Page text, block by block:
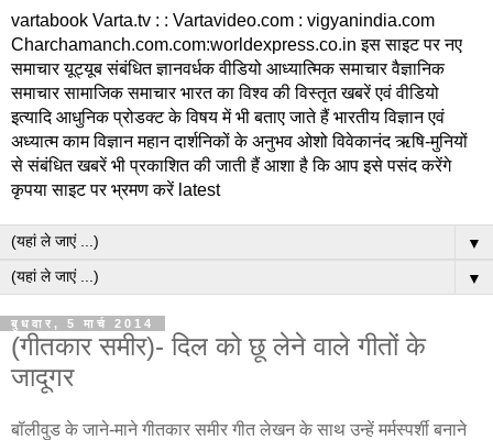
vartabook Varta.tv : : Vartavideo.com : vigyanindia.com
Charchamanch.com.com:worldexpress.co.in इस साइट पर नए
समाचार यूट्यूब संबंधित ज्ञानवर्धक वीडियो आध्यात्मिक समाचार वैज्ञानिक
समाचार सामाजिक समाचार भारत का विश्व की विस्तृत खबरें एवं वीडियो
इत्यादि आधुनिक प्रोडक्ट के विषय में भी बताए जाते हैं भारतीय विज्ञान एवं
अध्यात्म काम विज्ञान महान दार्शनिकों के अनुभव ओशो विवेकानंद ऋषि-मुनियों
से संबंधित खबरें भी प्रकाशित की जाती हैं आशा है कि आप इसे पसंद करेंगे
कृपया साइट पर भ्रमण करें latest
▼
▼
बुधवार, 5 मार्च 2014
(गीतकार समीर)- दिल को छू लेने वाले गीतों के
जादूगर
बॉलीवुड के जाने-माने गीतकार समीर गीत लेखन के साथ उन्हें मर्मस्पर्शी बनाने